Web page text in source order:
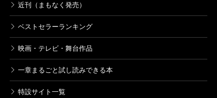
近刊（まもなく発売）
ベストセラーランキング
映画・テレビ・舞台作品
一章まるごと試し読みできる本
特設サイト一覧